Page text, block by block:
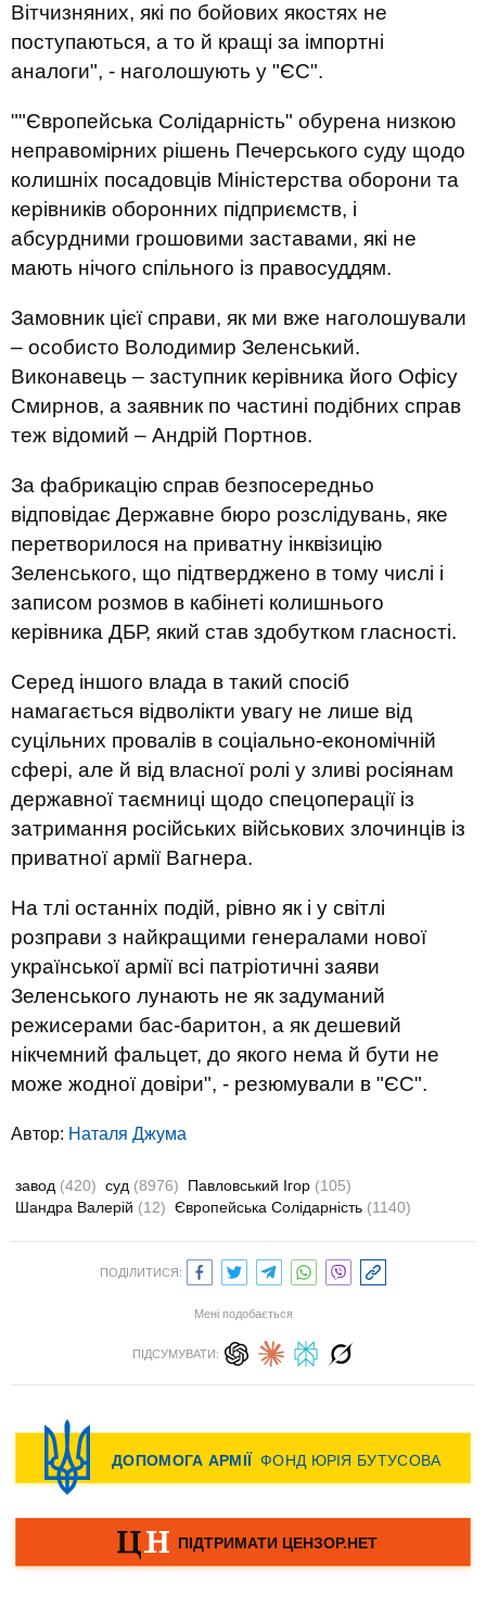
Вітчизняних, які по бойових якостях не
поступаються, а то й кращі за імпортні
аналоги", - наголошують у "ЄС".
""Європейська Солідарність" обурена низкою
неправомірних рішень Печерського суду щодо
колишніх посадовців Міністерства оборони та
керівників оборонних підприємств, і
абсурдними грошовими заставами, які не
мають нічого спільного із правосуддям.
Замовник цієї справи, як ми вже наголошували
– особисто Володимир Зеленський.
Виконавець – заступник керівника його Офісу
Смирнов, а заявник по частині подібних справ
теж відомий – Андрій Портнов.
За фабрикацію справ безпосередньо
відповідає Державне бюро розслідувань, яке
перетворилося на приватну інквізицію
Зеленського, що підтверджено в тому числі і
записом розмов в кабінеті колишнього
керівника ДБР, який став здобутком гласності.
Серед іншого влада в такий спосіб
намагається відволікти увагу не лише від
суцільних провалів в соціально-економічній
сфері, але й від власної ролі у зливі росіянам
державної таємниці щодо спецоперації із
затримання російських військових злочинців із
приватної армії Вагнера.
На тлі останніх подій, рівно як і у світлі
розправи з найкращими генералами нової
української армії всі патріотичні заяви
Зеленського лунають не як задуманий
режисерами бас-баритон, а як дешевий
нікчемний фальцет, до якого нема й бути не
може жодної довіри", - резюмували в "ЄС".
Автор: Наталя Джума
завод (420) суд (8976) Павловський Ігор (105)
Шандра Валерій (12) Європейська Солідарність (1140)
ПОДІЛИТИСЯ:
Мені подобається
ПІДСУМУВАТИ: